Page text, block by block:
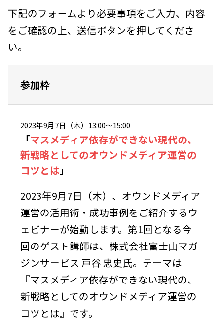
下記のフォ－ムより必要事項をご入力、内容
をご確認の上、送信ボタンを押してくださ
い。
参加枠
2023年9月7日（木）13:00〜15:00
「マスメディア依存ができない現代の、
新戦略としてのオウンドメディア運営の
コツとは」
2023年9月7日（木）、オウンドメディア
運営の活用術・成功事例をご紹介するウ
ェビナーが始動します。第1回となる今
回のゲスト講師は、株式会社富士山マガ
ジンサービス 戸谷 忠史氏。テーマは
『マスメディア依存ができない現代の、
新戦略としてのオウンドメディア運営の
コツとは』です。